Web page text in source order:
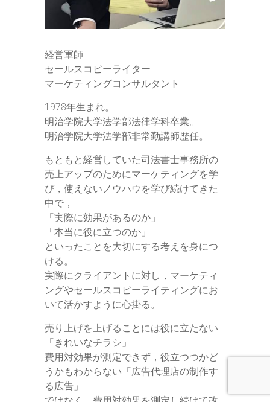
経営軍師
セールスコピーライター
マーケティングコンサルタント
1978年生まれ。
明治学院大学法学部法律学科卒業。
明治学院大学法学部非常勤講師歴任。
もともと経営していた司法書士事務所の
売上アップのためにマーケティングを学
び，使えないノウハウを学び続けてきた
中で，
「実際に効果があるのか」
「本当に役に立つのか」
といったことを大切にする考えを身につ
ける。
実際にクライアントに対し，マーケティ
ングやセールスコピーライティングにお
いて活かすように心掛る。
売り上げを上げることには役に立たない
「きれいなチラシ」
費用対効果が測定できず，役立つつかど
うかもわからない「広告代理店の制作す
る広告」